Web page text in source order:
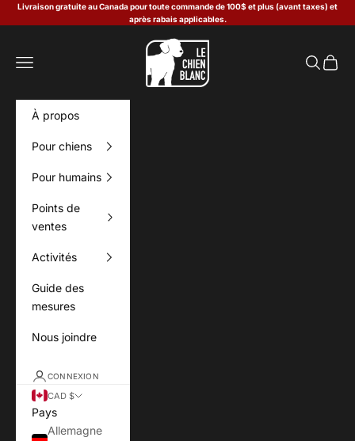
Passer au contenu
Livraison gratuite au Canada pour toute commande de 100$ et plus (avant taxes) et
après rabais applicables.
Le Chien Blanc
Menu Panier
À propos
Pour chiens
Pour humains
Points de
ventes
Activités
Guide des
mesures
Nous joindre
CONNEXION
CAD $
Pays
Allemagne